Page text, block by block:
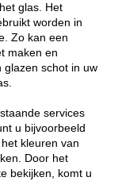
glas. Het
worden in
Zo kan een
maken en
glazen schot in uw
services
u bijvoorbeeld
kleuren van
Door het
bekijken, komt u